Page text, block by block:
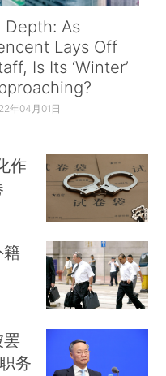
Depth: As
Lays Off
Is Its ‘Winter’
年04月01日
作
罢
务